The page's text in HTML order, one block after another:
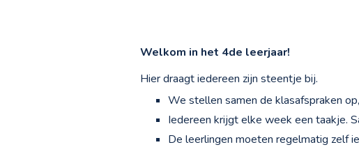
Welkom in het 4de leerjaar!
Hier draagt iedereen zijn steentje bij.
We stellen samen de klasafspraken
Iedereen krijgt elke week een taakje.
De leerlingen moeten regelmatig zelf